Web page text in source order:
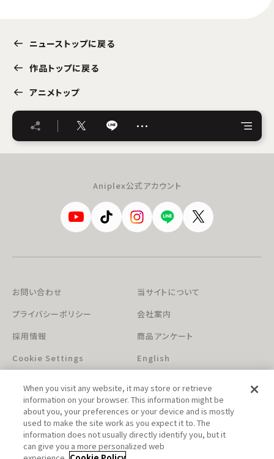
ニューストップに戻る
作品トップに戻る
アニメトップ
…
Aniplex公式アカウント
お問い合わせ
当サイトについて
プライバシーポリシー
会社案内
採用情報
商品アンケート
Cookie Settings
English
このホームページに掲載されている著作物の無断利用を禁じます。
When you visit any website, it may store or retrieve
information on your browser. This information might be
about you, your preferences or your device and is mostly
used to make the site work as you expect it to. The
information does not usually directly identify you, but it
can give you a more personalized web